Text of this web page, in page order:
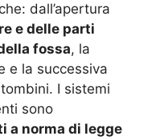
dall’apertura
e delle parti
fossa, la
e la successiva
I sistemi
sono
a norma di legge